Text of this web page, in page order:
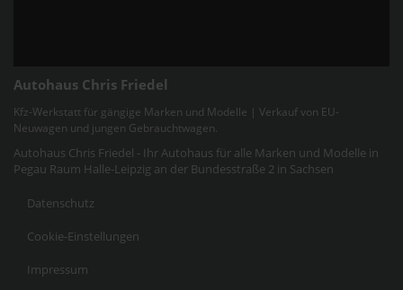
Autohaus Chris Friedel
Kfz-Werkstatt für gängige Marken und Modelle | Verkauf von EU-
Neuwagen und jungen Gebrauchtwagen.
Autohaus Chris Friedel - Ihr Autohaus für alle Marken und Modelle in
Pegau Raum Halle-Leipzig an der Bundesstraße 2 in Sachsen
Datenschutz
Cookie-Einstellungen
Impressum